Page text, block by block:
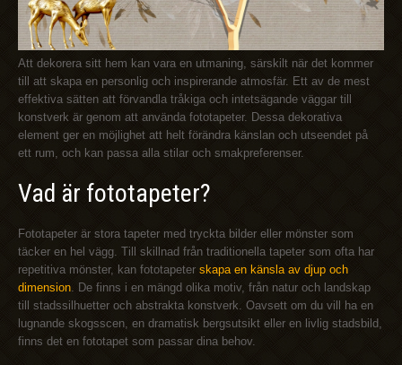
Att dekorera sitt hem kan vara en utmaning, särskilt när det kommer
till att skapa en personlig och inspirerande atmosfär. Ett av de mest
effektiva sätten att förvandla tråkiga och intetsägande väggar till
konstverk är genom att använda fototapeter. Dessa dekorativa
element ger en möjlighet att helt förändra känslan och utseendet på
ett rum, och kan passa alla stilar och smakpreferenser.
Vad är fototapeter?
Fototapeter är stora tapeter med tryckta bilder eller mönster som
täcker en hel vägg. Till skillnad från traditionella tapeter som ofta har
repetitiva mönster, kan fototapeter skapa en känsla av djup och
dimension . De finns i en mängd olika motiv, från natur och landskap
till stadssilhuetter och abstrakta konstverk. Oavsett om du vill ha en
lugnande skogsscen, en dramatisk bergsutsikt eller en livlig stadsbild,
finns det en fototapet som passar dina behov.